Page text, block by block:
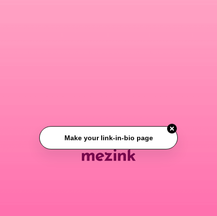
Make your link-in-bio page